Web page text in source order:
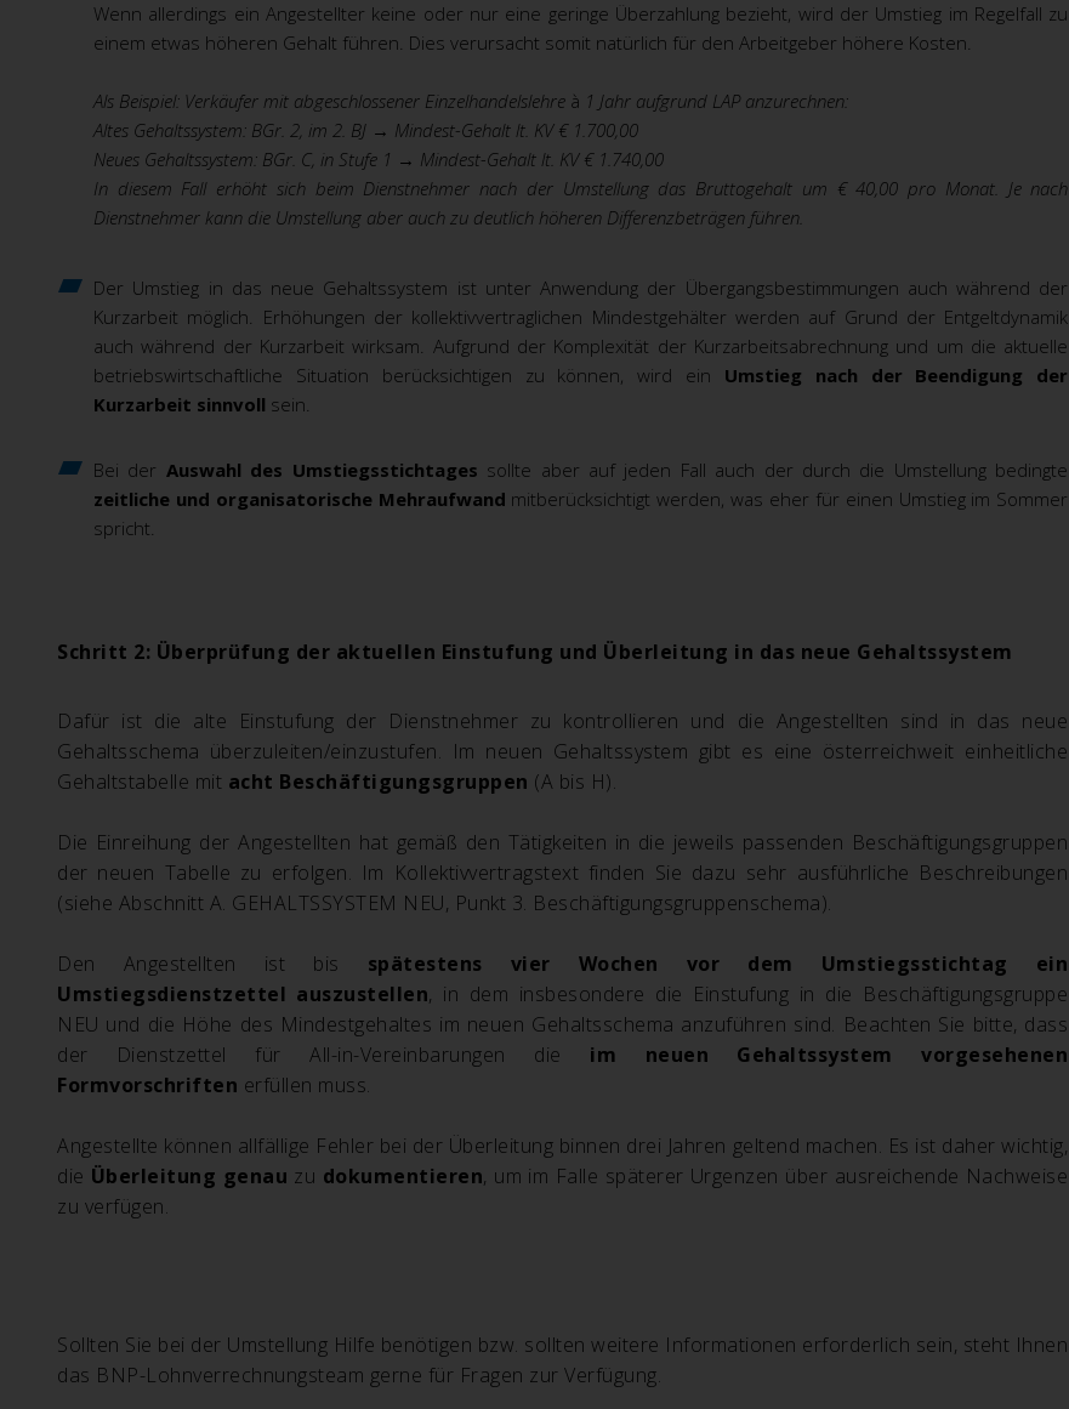
Wenn allerdings ein Angestellter keine oder nur eine geringe Überzahlung bezieht, wird der Umstieg im Regelfall zu
einem etwas höheren Gehalt führen. Dies verursacht somit natürlich für den Arbeitgeber höhere Kosten.
Als Beispiel: Verkäufer mit abgeschlossener Einzelhandelslehre à 1 Jahr aufgrund LAP anzurechnen:
Altes Gehaltssystem: BGr. 2, im 2. BJ → Mindest-Gehalt lt. KV € 1.700,00
Neues Gehaltssystem: BGr. C, in Stufe 1 → Mindest-Gehalt lt. KV € 1.740,00
In diesem Fall erhöht sich beim Dienstnehmer nach der Umstellung das Bruttogehalt um € 40,00 pro Monat. Je nach
Dienstnehmer kann die Umstellung aber auch zu deutlich höheren Differenzbeträgen führen.
Der Umstieg in das neue Gehaltssystem ist unter Anwendung der Übergangsbestimmungen auch während der
Kurzarbeit möglich. Erhöhungen der kollektivvertraglichen Mindestgehälter werden auf Grund der Entgeltdynamik
auch während der Kurzarbeit wirksam. Aufgrund der Komplexität der Kurzarbeitsabrechnung und um die aktuelle
betriebswirtschaftliche Situation berücksichtigen zu können, wird ein Umstieg nach der Beendigung der
Kurzarbeit sinnvoll sein.
Bei der Auswahl des Umstiegsstichtages sollte aber auf jeden Fall auch der durch die Umstellung bedingte
zeitliche und organisatorische Mehraufwand mitberücksichtigt werden, was eher für einen Umstieg im Sommer
spricht.
Schritt 2: Überprüfung der aktuellen Einstufung und Überleitung in das neue Gehaltssystem
Dafür ist die alte Einstufung der Dienstnehmer zu kontrollieren und die Angestellten sind in das neue
Gehaltsschema überzuleiten/einzustufen. Im neuen Gehaltssystem gibt es eine österreichweit einheitliche
Gehaltstabelle mit acht Beschäftigungsgruppen (A bis H).
Die Einreihung der Angestellten hat gemäß den Tätigkeiten in die jeweils passenden Beschäftigungsgruppen
der neuen Tabelle zu erfolgen. Im Kollektivvertragstext finden Sie dazu sehr ausführliche Beschreibungen
(siehe Abschnitt A. GEHALTSSYSTEM NEU, Punkt 3. Beschäftigungsgruppenschema).
Den Angestellten ist bis spätestens vier Wochen vor dem Umstiegsstichtag ein
Umstiegsdienstzettel auszustellen, in dem insbesondere die Einstufung in die Beschäftigungsgruppe
NEU und die Höhe des Mindestgehaltes im neuen Gehaltsschema anzuführen sind. Beachten Sie bitte, dass
der Dienstzettel für All-in-Vereinbarungen die im neuen Gehaltssystem vorgesehenen
Formvorschriften erfüllen muss.
Angestellte können allfällige Fehler bei der Überleitung binnen drei Jahren geltend machen. Es ist daher wichtig,
die Überleitung genau zu dokumentieren, um im Falle späterer Urgenzen über ausreichende Nachweise
zu verfügen.
Sollten Sie bei der Umstellung Hilfe benötigen bzw. sollten weitere Informationen erforderlich sein, steht Ihnen
das BNP-Lohnverrechnungsteam gerne für Fragen zur Verfügung.